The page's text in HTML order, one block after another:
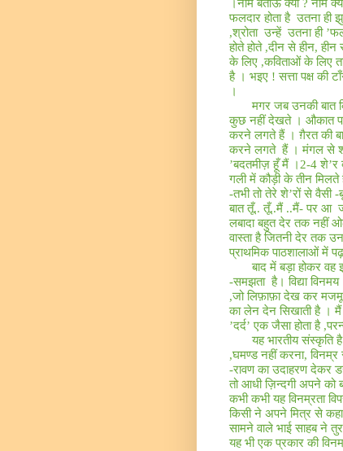
।नाम बताऊँ क्या?नाम
फलदार होता है उतना ही
,श्रोता उन्हें उतना ही
होते होते ,दीन से हीन,हीन
के लिए ,कविताओं के लिए
है । भइए ! सत्ता पक्ष की
।
मगर जब उनकी बात
कुछ नहीं देखते । औकात
करने लगते हैं । ग़ैरत की
करने लगते हैं । मंगल से
’बदतमीज़ हूँ मैं । 2-4शे’र
गली में कौड़ी के तीन मिलते
-तभी तो तेरे शे’रों से वैसी
बात तूँ..तूँ..मैं ..मैं- पर आ
लबादा बहुत देर तक नहीं
वास्ता है जितनी देर तक
प्राथमिक पाठशालाओं में
बाद में बड़ा होकर
-समझता है। विद्या विनमय
,जो लिफ़ाफ़ा देख कर
का लेन देन सिखाती है ।
’दर्द’ एक जैसा होता है
यह भारतीय संस्कृति
,घमण्ड नहीं करना, विनम्र
-रावण का उदाहरण देकर
तो आधी ज़िन्दगी अपने
कभी कभी यह विनम्रता
किसी ने अपने मित्र से कहा
सामने वाले भाई साहब ने
यह भी एक प्रकार की